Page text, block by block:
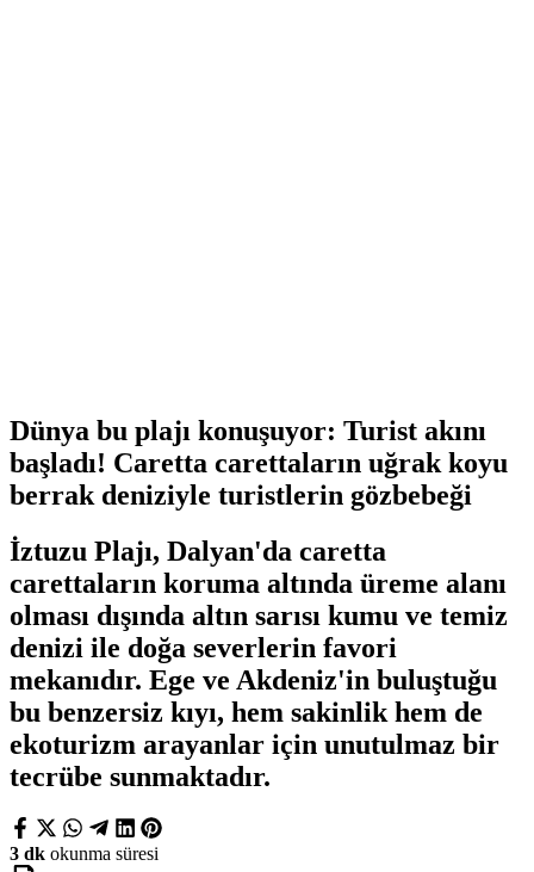
Dünya bu plajı konuşuyor: Turist akını
başladı! Caretta carettaların uğrak koyu
berrak deniziyle turistlerin gözbebeği
İztuzu Plajı, Dalyan'da caretta
carettaların koruma altında üreme alanı
olması dışında altın sarısı kumu ve temiz
denizi ile doğa severlerin favori
mekanıdır. Ege ve Akdeniz'in buluştuğu
bu benzersiz kıyı, hem sakinlik hem de
ekoturizm arayanlar için unutulmaz bir
tecrübe sunmaktadır.
3 dk okunma süresi